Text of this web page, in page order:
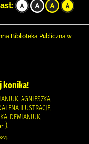
Biblioteka Publiczna w
konika!
AGNIESZKA,
ILUSTRACJE,
DEMIANIUK,
).